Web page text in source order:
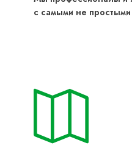
с самыми не